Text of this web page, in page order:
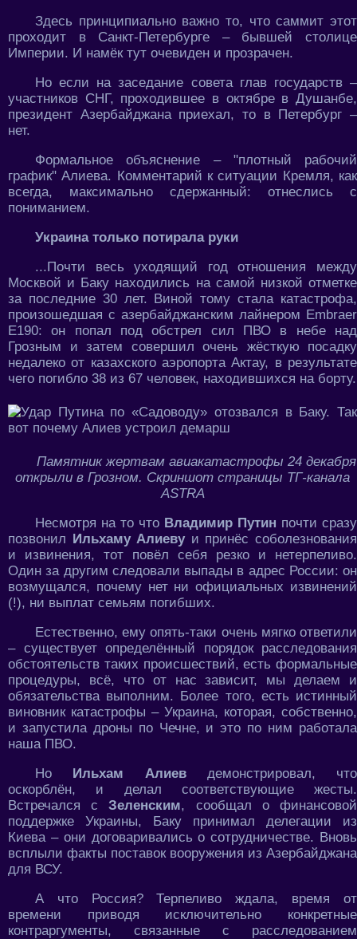
Здесь принципиально важно то, что саммит этот
проходит в Санкт-Петербурге – бывшей столице
Империи. И намёк тут очевиден и прозрачен.
Но если на заседание совета глав государств –
участников СНГ, проходившее в октябре в Душанбе,
президент Азербайджана приехал, то в Петербург –
нет.
Формальное объяснение – "плотный рабочий
график" Алиева. Комментарий к ситуации Кремля, как
всегда, максимально сдержанный: отнеслись с
пониманием.
Украина только потирала руки
...Почти весь уходящий год отношения между
Москвой и Баку находились на самой низкой отметке
за последние 30 лет. Виной тому стала катастрофа,
произошедшая с азербайджанским лайнером Embraer
E190: он попал под обстрел сил ПВО в небе над
Грозным и затем совершил очень жёсткую посадку
недалеко от казахского аэропорта Актау, в результате
чего погибло 38 из 67 человек, находившихся на борту.
Памятник жертвам авиакатастрофы 24 декабря
открыли в Грозном. Скриншот страницы ТГ-канала
ASTRA
Несмотря на то что Владимир Путин почти сразу
позвонил Ильхаму Алиеву и принёс соболезнования
и извинения, тот повёл себя резко и нетерпеливо.
Один за другим следовали выпады в адрес России: он
возмущался, почему нет ни официальных извинений
(!), ни выплат семьям погибших.
Естественно, ему опять-таки очень мягко ответили
– существует определённый порядок расследования
обстоятельств таких происшествий, есть формальные
процедуры, всё, что от нас зависит, мы делаем и
обязательства выполним. Более того, есть истинный
виновник катастрофы – Украина, которая, собственно,
и запустила дроны по Чечне, и это по ним работала
наша ПВО.
Но Ильхам Алиевдемонстрировал, что
оскорблён, и делал соответствующие жесты.
Встречался сЗеленским, сообщал о финансовой
поддержке Украины, Баку принимал делегации из
Киева – они договаривались о сотрудничестве. Вновь
всплыли факты поставок вооружения из Азербайджана
для ВСУ.
А что Россия? Терпеливо ждала, время от
времени приводя исключительно конкретные
контраргументы, связанные с расследованием